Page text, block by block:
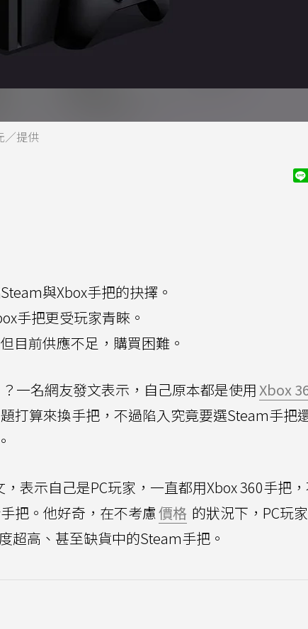
／提供
與Xbox手把的抉擇。
手把更受玩家青睞。
目前供應不足，購買困難。
？一名網友發文表示，自己原本都是使用Xbox
打算來換手把，不過陷入究竟要選Steam手把
，表示自己是PC玩家，一直都用Xbox 360手把
把。他好奇，在不考慮價格 的狀況下，PC玩
超高、甚至缺貨中的Steam手把。